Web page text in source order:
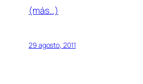
(más…)
29 agosto, 2011